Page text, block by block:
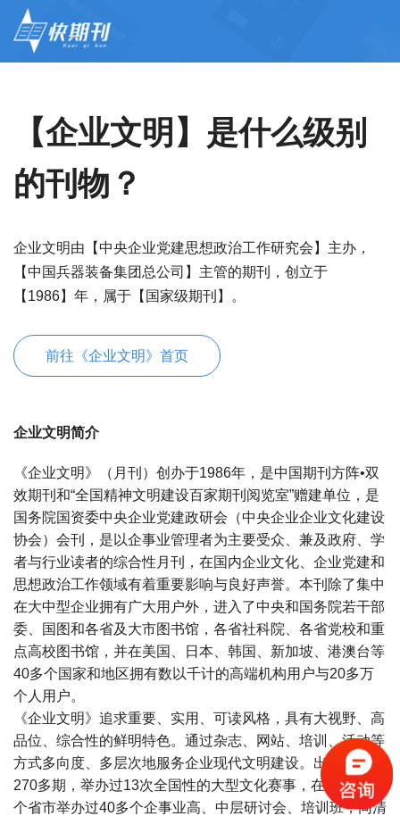
【企业文明】是什么级别
的刊物？
企业文明由【中央企业党建思想政治工作研究会】主办，
【中国兵器装备集团总公司】主管的期刊，创立于
【1986】年，属于【国家级期刊】。
前往《企业文明》首页
企业文明简介
《企业文明》（月刊）创办于1986年，是中国期刊方阵•双
效期刊和“全国精神文明建设百家期刊阅览室”赠建单位，是
国务院国资委中央企业党建政研会（中央企业企业文化建设
协会）会刊，是以企事业管理者为主要受众、兼及政府、学
者与行业读者的综合性月刊，在国内企业文化、企业党建和
思想政治工作领域有着重要影响与良好声誉。本刊除了集中
在大中型企业拥有广大用户外，进入了中央和国务院若干部
委、国图和各省及大市图书馆，各省社科院、各省党校和重
点高校图书馆，并在美国、日本、韩国、新加坡、港澳台等
40多个国家和地区拥有数以千计的高端机构用户与20多万
个人用户。
《企业文明》追求重要、实用、可读风格，具有大视野、高
品位、综合性的鲜明特色。通过杂志、网站、培训、活动等
方式多向度、多层次地服务企业现代文明建设。出版了杂志
270多期，举办过13次全国性的大型文化赛事，在全国20多
个省市举办过40多个企事业高、中层研讨会、培训班，同清